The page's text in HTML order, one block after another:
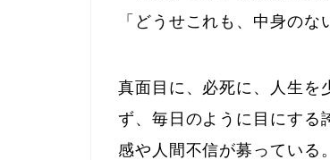
「どうせこれも、中身の
真面目に、必死に、人生を
ず、毎日のように目にする
感や人間不信が募っている